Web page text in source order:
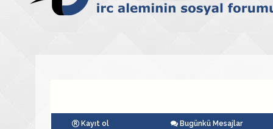
Kayıt ol Bugünkü Mesajlar